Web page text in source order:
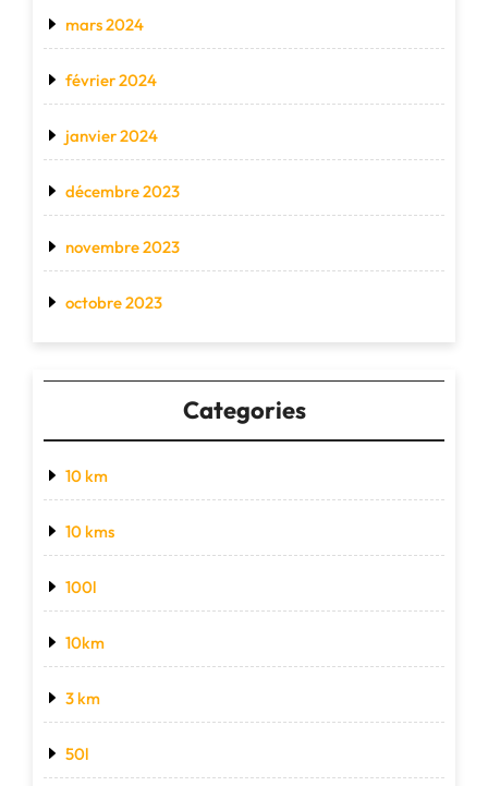
mars 2024
février 2024
janvier 2024
décembre 2023
novembre 2023
octobre 2023
Categories
10 km
10 kms
100l
10km
3 km
50l